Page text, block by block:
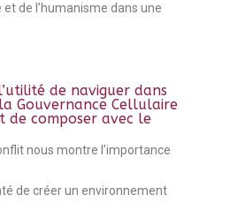
et de l’humanisme dans une
de naviguer dans
Gouvernance Cellulaire
de composer avec le
nous montre l’importance
de créer un environnement